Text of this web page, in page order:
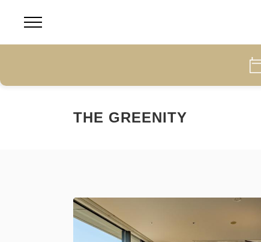
THE GREENITY